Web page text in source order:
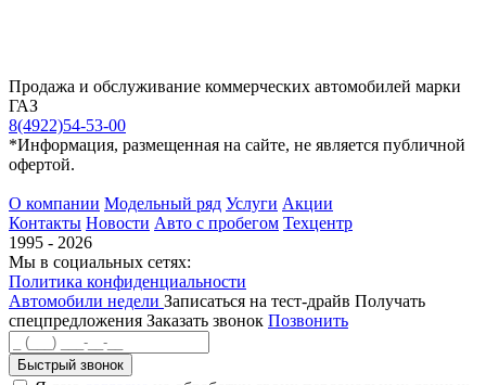
Продажа и обслуживание коммерческих автомобилей марки
ГАЗ
8(4922)54-53-00
*Информация, размещенная на сайте, не является публичной
офертой.
О компании Модельный ряд Услуги Акции
Контакты Новости Авто с пробегом Техцентр
1995 - 2026
Мы в социальных сетях:
Политика конфиденциальности
Автомобили недели Записаться на тест-драйв Получать
спецпредложения Заказать звонок Позвонить
Быстрый звонок